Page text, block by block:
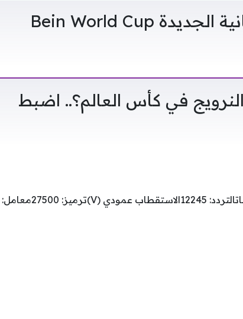
تردد قناة بين سبورت المجانية الجديدة Bein World Cup
في كأس العالم؟.. اضبط